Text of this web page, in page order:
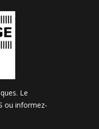
Le
ou informez-